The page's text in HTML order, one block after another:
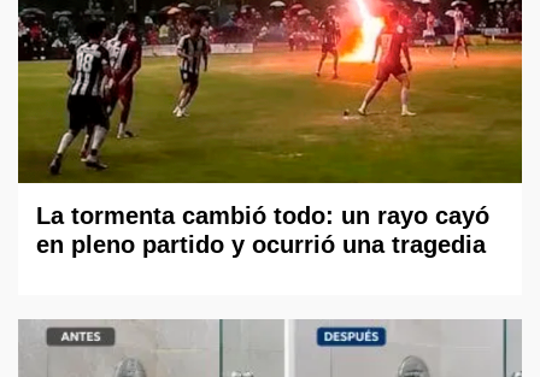
La tormenta cambió todo: un rayo cayó
en pleno partido y ocurrió una tragedia